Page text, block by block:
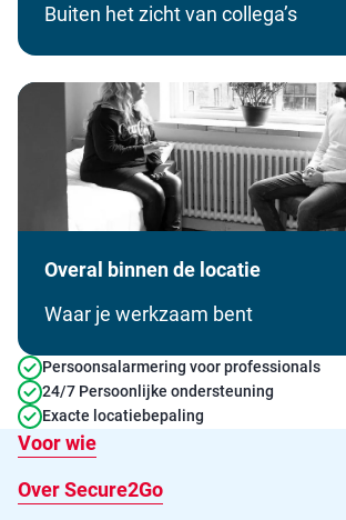
Buiten het zicht van collega’s
Overal binnen de locatie
Waar je werkzaam bent
Persoonsalarmering voor professionals
24/7 Persoonlijke ondersteuning
Exacte locatiebepaling
Voor wie
Over Secure2Go